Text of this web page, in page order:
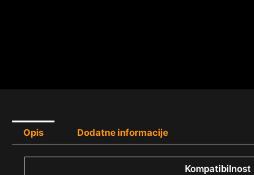
Opis Dodatne informacije
Kompatibilnost